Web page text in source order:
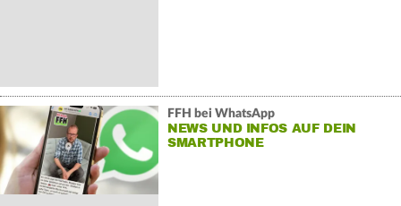
FFH bei WhatsApp
NEWS UND INFOS AUF DEIN
SMARTPHONE